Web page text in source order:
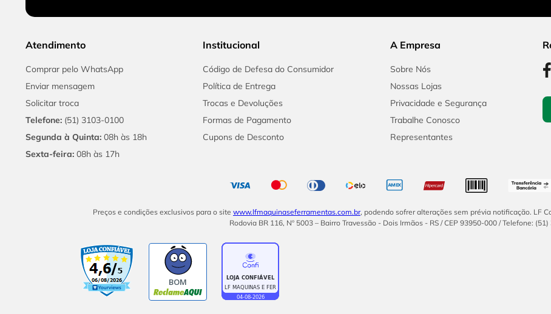
Atendimento
Comprar pelo WhatsApp
Enviar mensagem
Solicitar troca
Telefone: (51) 3103-0100
Segunda à Quinta: 08h às 18h
Sexta-feira: 08h às 17h
Institucional
Código de Defesa do Consumidor
Política de Entrega
Trocas e Devoluções
Formas de Pagamento
Cupons de Desconto
A Empresa
Sobre Nós
Nossas Lojas
Privacidade e Segurança
Trabalhe Conosco
Representantes
Preços e condições exclusivos para o site www.lfmaquinaseferramentas.com.br, podendo sofrer alterações sem prévia notificação. LF
Rodovia BR 116, Nº 5003 – Bairro Travessão - Dois Irmãos - RS / CEP 93950-000 / Telefone:
BOM